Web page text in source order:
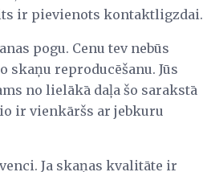
ir pievienots kontaktligzdai.
pogu. Cenu tev nebūs
reproducēšanu. Jūs
no lielākā daļa šo sarakstā
ir vienkāršs ar jebkuru
Ja skaņas kvalitāte ir